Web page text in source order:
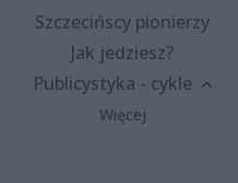
Szczecińscy pionierzy
Jak jedziesz?
Publicystyka - cykle
Więcej